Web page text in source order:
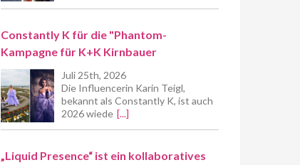
Constantly K für die "Phantom-
Kampagne für K+K Kirnbauer
Juli 25th, 2026
Die Influencerin Karin Teigl,
bekannt als Constantly K, ist auch
2026 wiede [...]
„Liquid Presence“ ist ein kollaboratives